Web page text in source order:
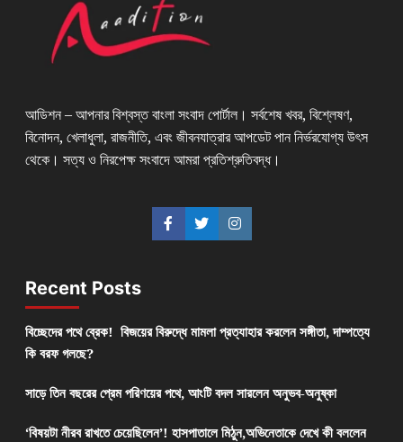
আডিশন – আপনার বিশ্বস্ত বাংলা সংবাদ পোর্টাল। সর্বশেষ খবর, বিশ্লেষণ,
বিনোদন, খেলাধুলা, রাজনীতি, এবং জীবনযাত্রার আপডেট পান নির্ভরযোগ্য উৎস
থেকে। সত্য ও নিরপেক্ষ সংবাদে আমরা প্রতিশ্রুতিবদ্ধ।
Recent Posts
বিচ্ছেদের পথে ব্রেক! বিজয়ের বিরুদ্ধে মামলা প্রত্যাহার করলেন সঙ্গীতা, দাম্পত্যে
কি বরফ গলছে?
সাড়ে তিন বছরের প্রেম পরিণয়ের পথে, আংটি বদল সারলেন অনুভব-অনুষ্কা
‘বিষয়টা নীরব রাখতে চেয়েছিলেন’! হাসপাতালে মিঠুন,অভিনেতাকে দেখে কী বললেন